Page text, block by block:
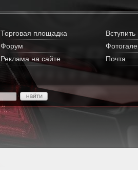
Торговая площадка
Вступить
Форум
Реклама на сайте Почта